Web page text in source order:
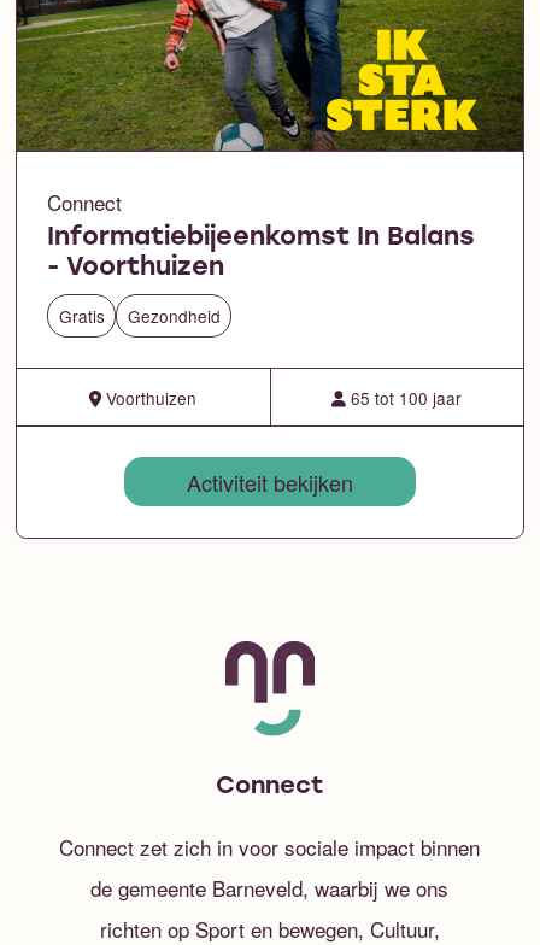
Connect
Informatiebijeenkomst In Balans
- Voorthuizen
Gratis Gezondheid
Voorthuizen 65 tot 100 jaar
Activiteit bekijken
Connect
Connect zet zich in voor sociale impact binnen
de gemeente Barneveld, waarbij we ons
richten op Sport en bewegen, Cultuur,